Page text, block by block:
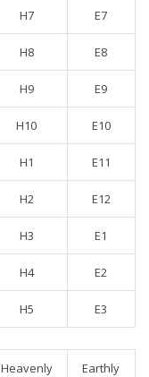
H7 E7
H8 E8
H9 E9
H10 E10
H1 E11
H2 E12
H3 E1
H4 E2
H5 E3
Heavenly
Earthly